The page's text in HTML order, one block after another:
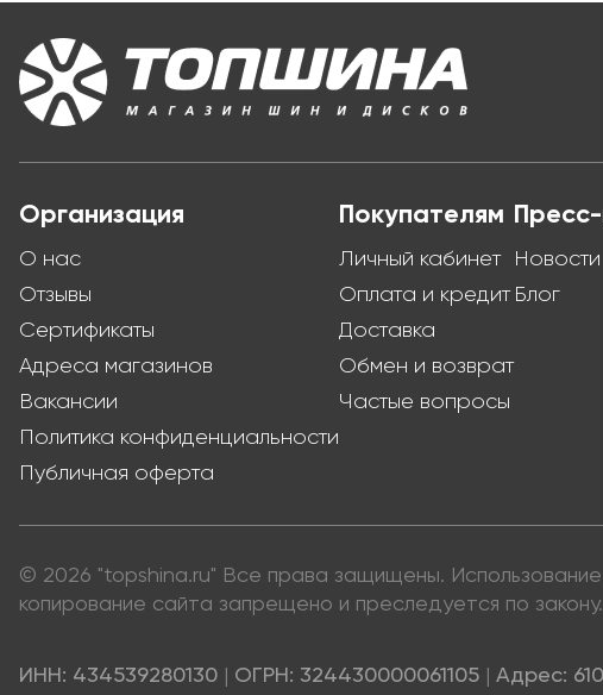
Организация
О нас
Отзывы
Сертификаты
Адреса магазинов
Вакансии
Политика конфиденциальности
Публичная оферта
Покупателям
Личный кабинет
Оплата и кредит
Доставка
Обмен и возврат
Частые вопросы
Новости
Блог
© 2026 "topshina.ru" Все права защищены.
копирование сайта запрещено и преследуется по закону.
ИНН: 434539280130 ОГРН: 324430000061105 Адрес: